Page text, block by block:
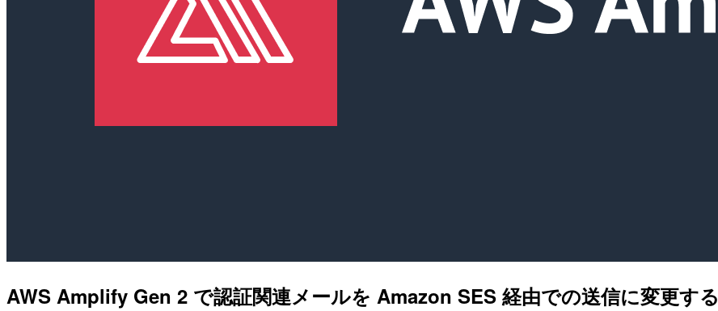
AWS Amplify Gen 2 で認証関連メールを Amazon SES 経由での送信に変更する